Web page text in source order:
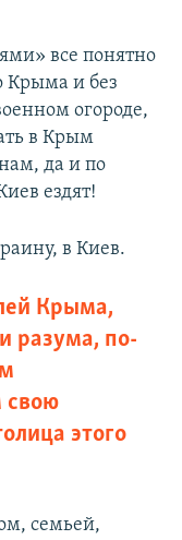
все понятно
Крыма и без
огороде,
в Крым
да и по
ездят!
в Киев.
Крыма,
разума, по-
свою
этого
семьей,